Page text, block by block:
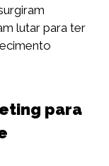
lutar para ter
para